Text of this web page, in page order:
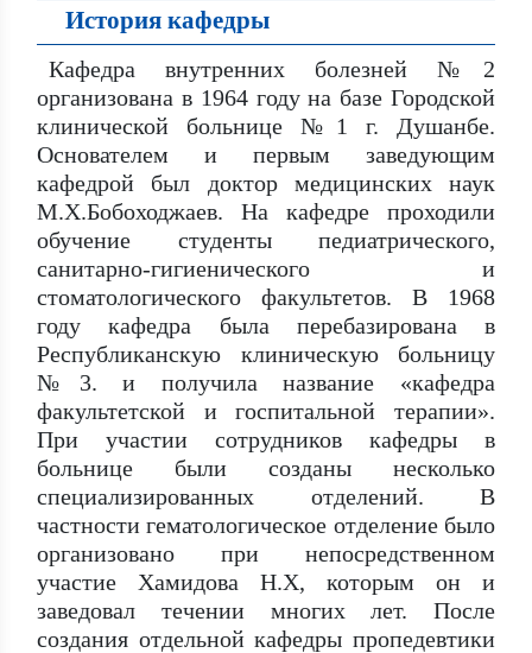
История кафедры
Кафедра внутренних болезней №2
организована в 1964 году на базе Городской
клинической больнице №1 г. Душанбе.
Основателем и первым заведующим
кафедрой был доктор медицинских наук
М.Х.Бобоходжаев. На кафедре проходили
обучение студенты педиатрического,
санитарно-гигиенического и
стоматологического факультетов. В 1968
году кафедра была перебазирована в
Республиканскую клиническую больницу
№3. и получила название «кафедра
факультетской и госпитальной терапии».
При участии сотрудников кафедры в
больнице были созданы несколько
специализированных отделений. В
частности гематологическое отделение было
организовано при непосредственном
участие Хамидова Н.Х, которым он и
заведовал течении многих лет. После
создания отдельной кафедры пропедевтики